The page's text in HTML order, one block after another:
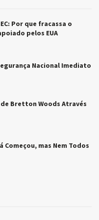
Por que fracassa o
pelos EUA
Nacional Imediato
de Bretton Woods Através
Começou, mas Nem Todos